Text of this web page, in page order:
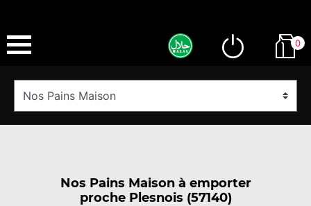
0
Nos Pains Maison à emporter
proche Plesnois (57140)